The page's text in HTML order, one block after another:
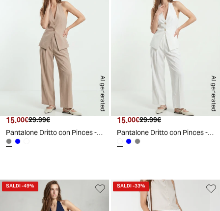
AI generated
Prezzo attuale
15.00€ Prezzo originale
29.99€
Pantalone Dritto con Pinces - Grigio fango
AI generated
Prezzo attuale
15.00€ Prezzo originale
29.99€
Pantalone Dritto con Pinces - Bianco
SALDI-49% SALDI-33%